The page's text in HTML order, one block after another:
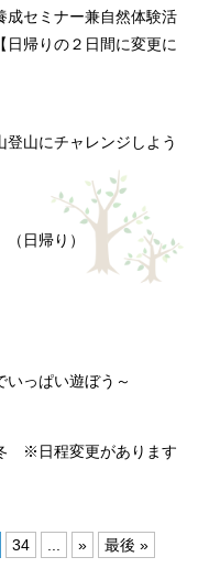
成セミナー兼自然体験活
日帰りの２日間に変更に
山にチャレンジしよう
日帰り）
いっぱい遊ぼう～
※日程変更があります
34 ... » 最後 »